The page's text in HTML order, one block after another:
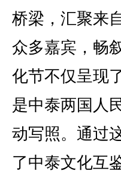
桥梁，汇聚来
众多嘉宾，畅
化节不仅呈现
是中泰两国人
动写照。通过
了中泰文化互